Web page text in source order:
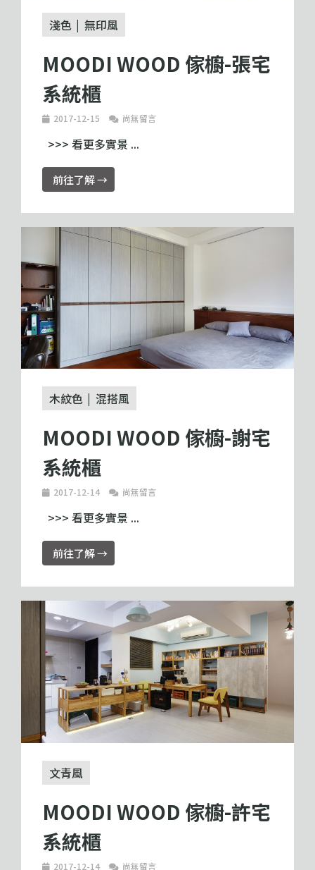
淺色 無印風
MOODI WOOD 傢櫥-張宅
系統櫃
2017-12-15 尚無留言
>>> 看更多實景 ...
前往了解 →
木紋色 混搭風
MOODI WOOD 傢櫥-謝宅
系統櫃
2017-12-14 尚無留言
>>> 看更多實景 ...
前往了解 →
文青風
MOODI WOOD 傢櫥-許宅
系統櫃
2017-12-14 尚無留言